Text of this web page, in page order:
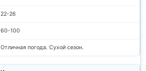
22-26
60-100
Отличная погода. Сухой сезон.